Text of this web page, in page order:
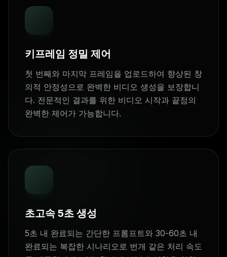
키프레임 정밀 제어
첫 번째와 마지막 프레임을 업로드하여 향상된 창
의적 안정성으로 완벽한 비디오 생성을 보장합니
다. 전문적인 결과를 위한 비디오 시작과 끝점의
완벽한 제어가 가능합니다.
초고속 5초 생성
5초 내 완료되는 간단한 프롬프트와 30-60초 내
완료되는 복잡한 시나리오로 번개 같은 처리 속도